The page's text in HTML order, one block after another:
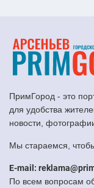
ПримГород - это
для удобства
новости,
Мы стараемся,
E-mail:
По всем вопросам